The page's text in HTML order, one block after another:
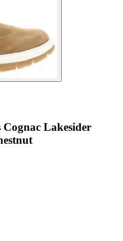
Cognac Lakesider